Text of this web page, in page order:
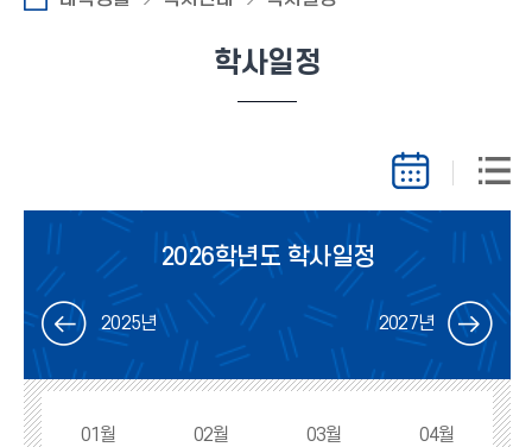
학사일정
2025년
2026학년도 학사일정
2027년
01월 02월 03월
04월